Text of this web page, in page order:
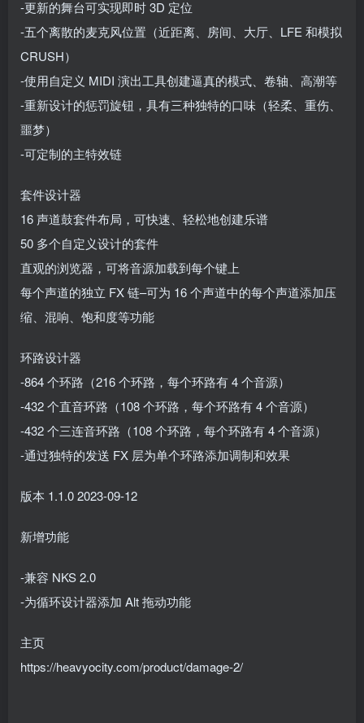
-更新的舞台可实现即时 3D 定位
-五个离散的麦克风位置（近距离、房间、大厅、LFE 和模拟
CRUSH）
-使用自定义 MIDI 演出工具创建逼真的模式、卷轴、高潮等
-重新设计的惩罚旋钮，具有三种独特的口味（轻柔、重伤、
噩梦）
-可定制的主特效链
套件设计器
16 声道鼓套件布局，可快速、轻松地创建乐谱
50 多个自定义设计的套件
直观的浏览器，可将音源加载到每个键上
每个声道的独立 FX 链–可为 16 个声道中的每个声道添加压
缩、混响、饱和度等功能
环路设计器
-864 个环路（216 个环路，每个环路有 4 个音源）
-432 个直音环路（108 个环路，每个环路有 4 个音源）
-432 个三连音环路（108 个环路，每个环路有 4 个音源）
-通过独特的发送 FX 层为单个环路添加调制和效果
版本 1.1.0 2023-09-12
新增功能
-兼容 NKS 2.0
-为循环设计器添加 Alt 拖动功能
主页
https://heavyocity.com/product/damage-2/